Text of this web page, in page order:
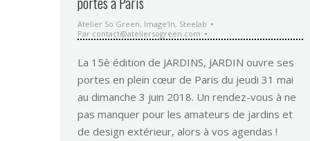
Atelier So Green, Image'In, Steelab
Par contact@ateliersogreen.com
La 15è édition de JARDINS, JARDIN ouvre ses
portes en plein cœur de Paris du jeudi 31 mai
au dimanche 3 juin 2018. Un rendez-vous à ne
pas manquer pour les amateurs de jardins et
de design extérieur, alors à vos agendas !